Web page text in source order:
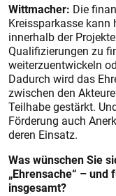
Wittmacher: Die
Kreissparkasse kann
innerhalb der
Qualifizierungen zu
weiterzuentwickeln
Dadurch wird das
zwischen den
Teilhabe gestärkt.
Förderung auch
deren Einsatz.
Was wünschen Sie
„Ehrensache“ –
insgesamt?